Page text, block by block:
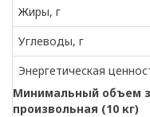
Жиры, г
Углеводы, г
Энергетическая
Минимальный объем
произвольная (10 кг)